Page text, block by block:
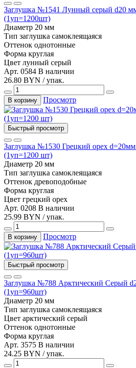
Заглушка №1541 Лунный серый d20 мм
(1уп=1200шт)
Диаметр 20 мм
Тип заглушка самоклеящаяся
Оттенок однотонные
Форма круглая
Цвет лунный серый
Арт. 0584 В наличии
26.80 BYN / упак.
В корзину Просмотр
Быстрый просмотр
Заглушка №1530 Грецкий орех
(1уп=1200 шт)
Диаметр 20 мм
Тип заглушка самоклеящаяся
Оттенок древоподобные
Форма круглая
Цвет грецкий орех
Арт. 0208 В наличии
25.99 BYN / упак.
В корзину Просмотр
Быстрый просмотр
Заглушка №788 Арктический Серый
(1уп=960шт)
Диаметр 20 мм
Тип заглушка самоклеящаяся
Цвет арктический серый
Оттенок однотонные
Форма круглая
Арт. 3575 В наличии
24.25 BYN / упак.